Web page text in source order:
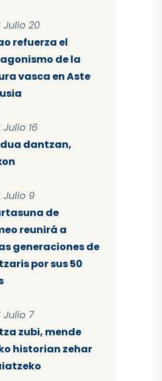
Julio 20
refuerza el
de la
vasca en Aste
16
dantzan,
Julio 9
de
reunirá a
generaciones de
por sus 50
Julio 7
zubi, mende
historian zehar